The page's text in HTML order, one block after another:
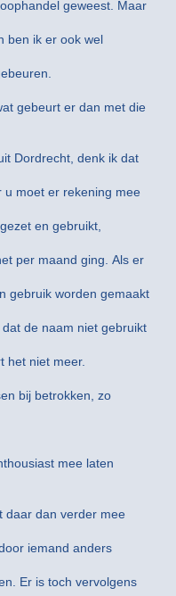
geweest. Maar
ben ik er ook wel
gebeurt er dan met die
Dordrecht, denk ik dat
moet er rekening mee
en gebruikt,
per maand ging. Als er
gebruik worden gemaakt
de naam niet gebruikt
het niet meer.
bij betrokken, zo
mee laten
daar dan verder mee
iemand anders
Er is toch vervolgens